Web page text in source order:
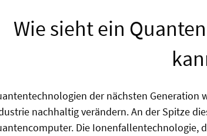
Wie sieht ein
der nächsten Generation
nachhaltig verändern. An der Spitze
Die Ionenfallentechnologie,